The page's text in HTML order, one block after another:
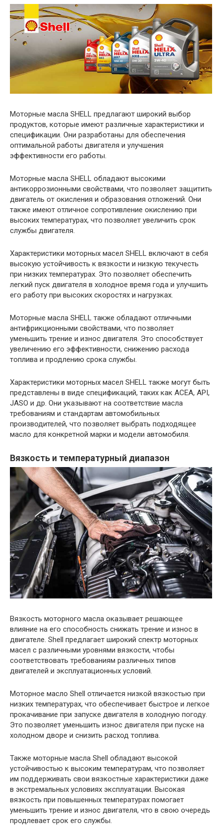
Моторные масла SHELL предлагают широкий выбор
продуктов, которые имеют различные характеристики и
спецификации. Они разработаны для обеспечения
оптимальной работы двигателя и улучшения
эффективности его работы.
Моторные масла SHELL обладают высокими
антикоррозионными свойствами, что позволяет защитить
двигатель от окисления и образования отложений. Они
также имеют отличное сопротивление окислению при
высоких температурах, что позволяет увеличить срок
службы двигателя.
Характеристики моторных масел SHELL включают в себя
высокую устойчивость к вязкости и низкую текучесть
при низких температурах. Это позволяет обеспечить
легкий пуск двигателя в холодное время года и улучшить
его работу при высоких скоростях и нагрузках.
Моторные масла SHELL также обладают отличными
антифрикционными свойствами, что позволяет
уменьшить трение и износ двигателя. Это способствует
увеличению его эффективности, снижению расхода
топлива и продлению срока службы.
Характеристики моторных масел SHELL также могут быть
представлены в виде спецификаций, таких как ACEA, API,
JASO и др. Они указывают на соответствие масла
требованиям и стандартам автомобильных
производителей, что позволяет выбрать подходящее
масло для конкретной марки и модели автомобиля.
Вязкость и температурный диапазон
Вязкость моторного масла оказывает решающее
влияние на его способность снижать трение и износ в
двигателе. Shell предлагает широкий спектр моторных
масел с различными уровнями вязкости, чтобы
соответствовать требованиям различных типов
двигателей и эксплуатационных условий.
Моторное масло Shell отличается низкой вязкостью при
низких температурах, что обеспечивает быстрое и легкое
прокачивание при запуске двигателя в холодную погоду.
Это позволяет уменьшить износ двигателя при пуске на
холодном дворе и снизить расход топлива.
Также моторные масла Shell обладают высокой
устойчивостью к высоким температурам, что позволяет
им поддерживать свои вязкостные характеристики даже
в экстремальных условиях эксплуатации. Высокая
вязкость при повышенных температурах помогает
уменьшить трение и износ двигателя, что в свою очередь
продлевает срок его службы.